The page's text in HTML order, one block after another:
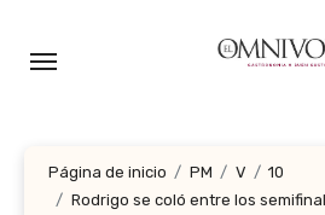
Página de inicio PM V
10
Rodrigo se coló entre los